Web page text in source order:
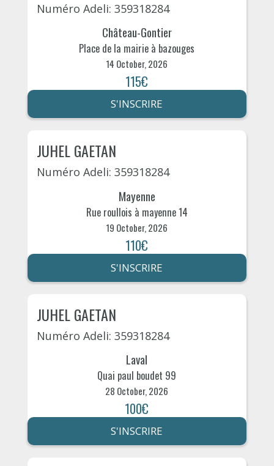
Numéro Adeli: 359318284
Château-Gontier
Place de la mairie à bazouges
14 October, 2026
115€
S'INSCRIRE
JUHEL GAETAN
Numéro Adeli: 359318284
Mayenne
Rue roullois à mayenne 14
19 October, 2026
110€
S'INSCRIRE
JUHEL GAETAN
Numéro Adeli: 359318284
Laval
Quai paul boudet 99
28 October, 2026
100€
S'INSCRIRE